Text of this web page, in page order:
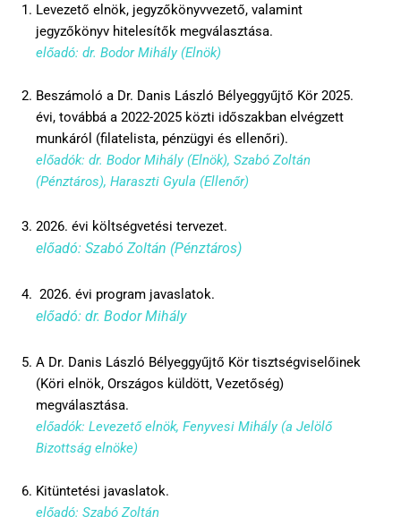
Levezető elnök, jegyzőkönyvvezető, valamint
jegyzőkönyv hitelesítők megválasztása.
előadó: dr. Bodor Mihály (Elnök)
Beszámoló a Dr. Danis László Bélyeggyűjtő Kör 2025.
évi, továbbá a 2022-2025 közti időszakban elvégzett
munkáról (filatelista, pénzügyi és ellenőri).
előadók: dr. Bodor Mihály (Elnök), Szabó Zoltán
(Pénztáros), Haraszti Gyula (Ellenőr)
2026. évi költségvetési tervezet.
előadó: Szabó Zoltán (Pénztáros)
2026. évi program javaslatok.
előadó: dr. Bodor Mihály
A Dr. Danis László Bélyeggyűjtő Kör tisztségviselőinek
(Köri elnök, Országos küldött, Vezetőség)
megválasztása.
előadók: Levezető elnök, Fenyvesi Mihály (a Jelölő
Bizottság elnöke)
Kitüntetési javaslatok.
előadó: Szabó Zoltán